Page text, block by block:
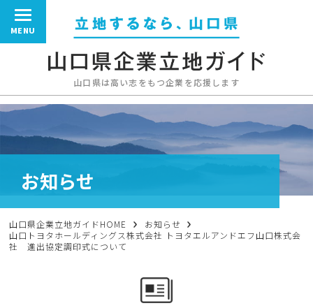
山口県は高い志をもつ企業を応援します
MENU
お知らせ
山口県企業立地ガイドHOME
お知らせ
山口トヨタホールディングス株式会社 トヨタエルアンドエフ山口株式会
社 進出協定調印式について